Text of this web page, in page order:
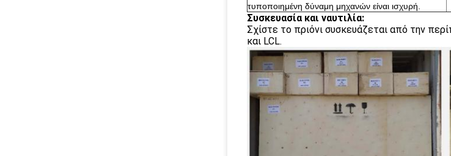
τυποποιημένη δύναμη μηχανών είναι ισχυρή.
Συσκευασία και ναυτιλία:
Σχίστε το πριόνι συσκευάζεται από την
και LCL.